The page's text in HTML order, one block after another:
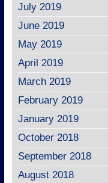
July 2019
June 2019
May 2019
April 2019
March 2019
February 2019
January 2019
October 2018
September 2018
August 2018